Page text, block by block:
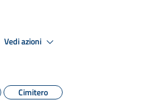
Vedi azioni
Cimitero